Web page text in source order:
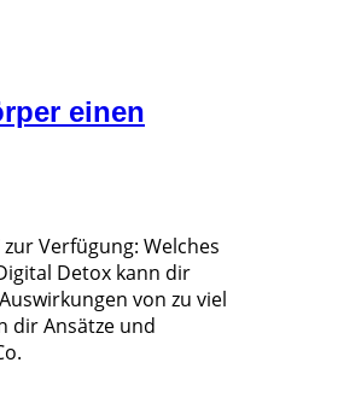
einen
Verfügung: Welches
Detox kann dir
von zu viel
dir Ansätze und